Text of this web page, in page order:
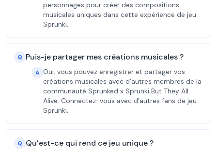
personnages pour créer des compositions
musicales uniques dans cette expérience de jeu
Sprunki.
Q Puis-je partager mes créations musicales ?
A Oui, vous pouvez enregistrer et partager vos
créations musicales avec d’autres membres de la
communauté Sprunked x Sprunki But They All
Alive. Connectez-vous avec d’autres fans de jeu
Sprunki.
Q Qu’est-ce qui rend ce jeu unique ?